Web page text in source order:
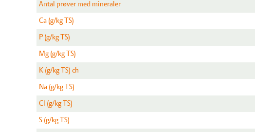
Antal prøver med mineraler
Ca (g/kg TS)
P (g/kg TS)
Mg (g/kg TS)
K (g/kg TS) ch
Na (g/kg TS)
Cl (g/kg TS)
S (g/kg TS)